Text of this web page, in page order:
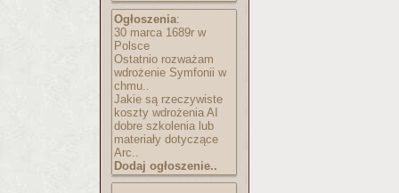
Ogłoszenia:
30 marca 1689r w
Polsce
Ostatnio rozważam
wdrożenie Symfonii w
chmu..
Jakie są rzeczywiste
koszty wdrożenia AI
dobre szkolenia lub
materiały dotyczące
Arc..
Dodaj ogłoszenie..